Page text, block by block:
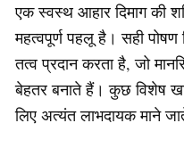
एक स्वस्थ आहार दिमाग की
महत्वपूर्ण पहलू है। सही
तत्व प्रदान करता है, जो
बेहतर बनाते हैं। कुछ विशेष
लिए अत्यंत लाभदायक माने